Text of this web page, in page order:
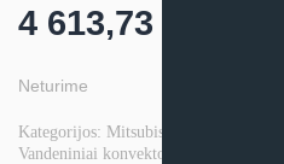
4 613,73
Neturime
Kategorijos: Mitsubishi Electric Fancoil
Vandeniniai konvektoriai (fankoilai)